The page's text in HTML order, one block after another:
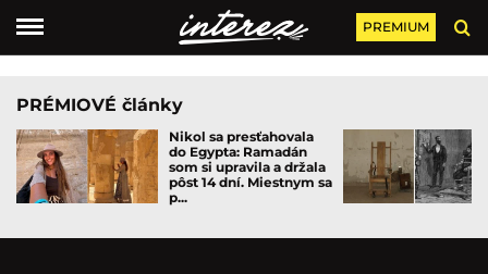
PREMIUM
PRÉMIOVÉ články
Nikol sa presťahovala
do Egypta: Ramadán
som si upravila a držala
pôst 14 dní. Miestnym sa
p...